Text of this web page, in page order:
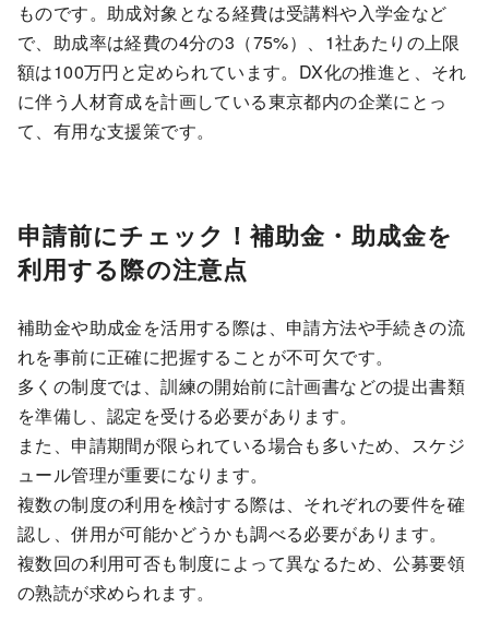
ものです。助成対象となる経費は受講料や入学金など
で、助成率は経費の4分の3（75%）、1社あたりの上限
額は100万円と定められています。DX化の推進と、それ
に伴う人材育成を計画している東京都内の企業にとっ
て、有用な支援策です。
申請前にチェック！補助金・助成金を
利用する際の注意点
補助金や助成金を活用する際は、申請方法や手続きの流
れを事前に正確に把握することが不可欠です。
多くの制度では、訓練の開始前に計画書などの提出書類
を準備し、認定を受ける必要があります。
また、申請期間が限られている場合も多いため、スケジ
ュール管理が重要になります。
複数の制度の利用を検討する際は、それぞれの要件を確
認し、併用が可能かどうかも調べる必要があります。
複数回の利用可否も制度によって異なるため、公募要領
の熟読が求められます。